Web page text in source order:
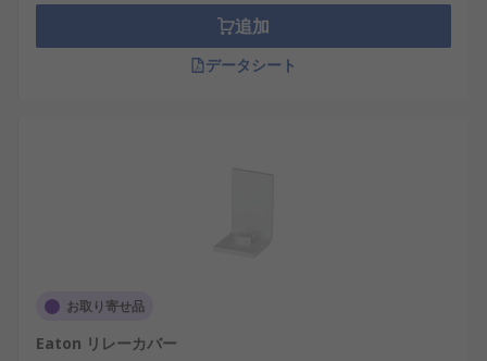
追加
データシート
お取り寄せ品
Eaton リレーカバー